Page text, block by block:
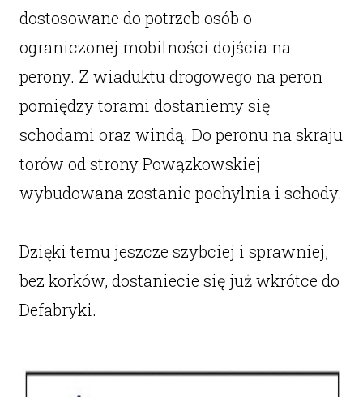
dostosowane do potrzeb osób o
ograniczonej mobilności dojścia na
perony. Z wiaduktu drogowego na peron
pomiędzy torami dostaniemy się
schodami oraz windą. Do peronu na skraju
torów od strony Powązkowskiej
wybudowana zostanie pochylnia i schody.
Dzięki temu jeszcze szybciej i sprawniej,
bez korków, dostaniecie się już wkrótce do
Defabryki.